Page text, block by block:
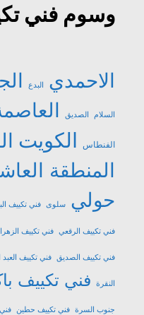
وسوم فني
الاحمدي البدع
السلام الصديق
الفنطاس الكويت
المنطقة
حولي سلوى فني تكييف
فني تكييف الرقعي فني تكييف
فني تكييف الصديق فني تكييف العبد
النقرة فني تكييف
جنوب السرة فني تكييف حطين